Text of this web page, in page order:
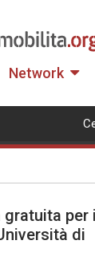
Network
gratuita per
di